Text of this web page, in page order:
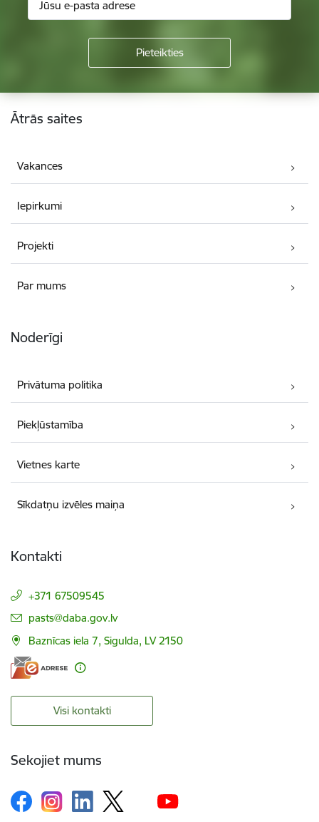
Kājene
Ātrās saites
Vakances
Iepirkumi
Projekti
Par mums
Noderīgi
Privātuma politika
Piekļūstamība
Vietnes karte
Sīkdatņu izvēles maiņa
Kontakti
+371 67509545
E-pasts:
pasts@daba.gov.lv
Baznīcas iela 7, Sigulda, LV 2150
Visi kontakti
Sekojiet mums